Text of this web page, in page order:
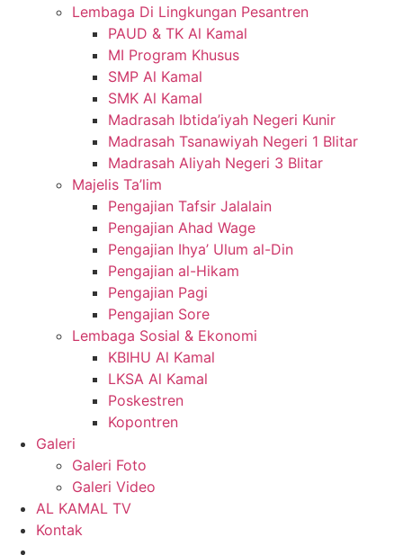
Lembaga Di Lingkungan Pesantren
PAUD & TK Al Kamal
MI Program Khusus
SMP Al Kamal
SMK Al Kamal
Madrasah Ibtida’iyah Negeri Kunir
Madrasah Tsanawiyah Negeri 1 Blitar
Madrasah Aliyah Negeri 3 Blitar
Majelis Ta’lim
Pengajian Tafsir Jalalain
Pengajian Ahad Wage
Pengajian Ihya’ Ulum al-Din
Pengajian al-Hikam
Pengajian Pagi
Pengajian Sore
Lembaga Sosial & Ekonomi
KBIHU Al Kamal
LKSA Al Kamal
Poskestren
Kopontren
Galeri
Galeri Foto
Galeri Video
AL KAMAL TV
Kontak